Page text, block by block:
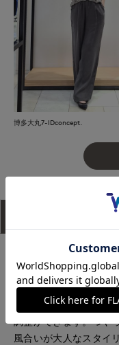
博多大丸7-IDconcept.
程よい落ち感のあるフ
ドパンツ。ウエストゴ
き心地です。ウエスト
調整ができます。つや
風合いが大人なスタイ